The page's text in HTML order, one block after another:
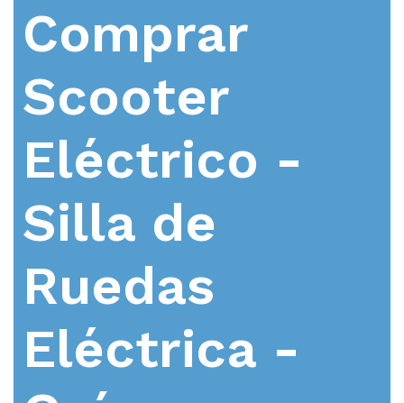
Comprar
Scooter
Eléctrico -
Silla de
Ruedas
Eléctrica -